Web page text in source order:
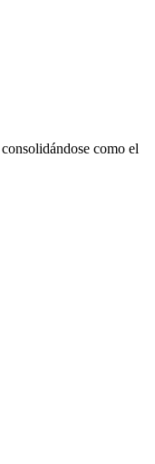
como el